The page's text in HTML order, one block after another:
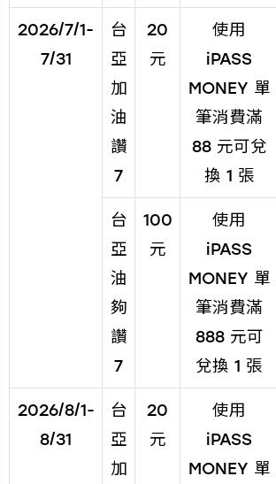
2026/7/1-
7/31
台
亞
加
油
讚
7
20
元
使用
iPASS
MONEY 單
筆消費滿
88 元可兌
換 1 張
台
亞
油
夠
讚
7
100
元
使用
iPASS
MONEY 單
筆消費滿
888 元可
兌換 1 張
2026/8/1-
8/31
台
亞
加
20
元
使用
iPASS
MONEY 單